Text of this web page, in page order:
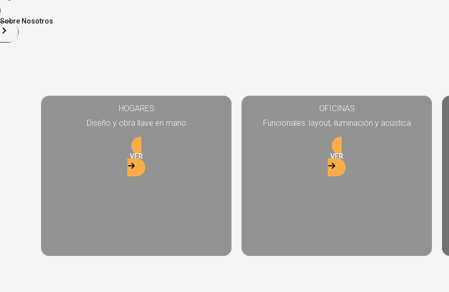
Sobre Nosotros
HOGARES
Diseño y obra llave en mano
VER
OFICINAS
Funcionales: layout, iluminación y acústica
VER